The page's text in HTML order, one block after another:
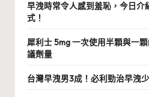
早洩時常令人感到羞恥，今日介
式！
犀利士 5mg 一次使用半顆與一
議劑量
台灣早洩男3成！必利勁治早洩